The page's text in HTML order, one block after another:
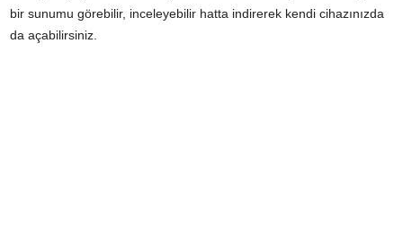
bir sunumu görebilir, inceleyebilir hatta indirerek kendi cihazınızda
da açabilirsiniz.